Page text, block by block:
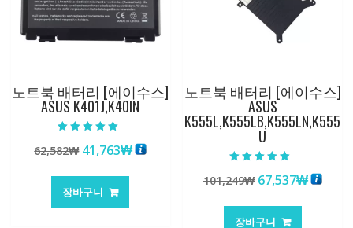
노트북 배터리 [에이수스]
ASUS K401J,K40IN
5.00
로 평가됨
62,582₩ 원
가
격:
41,763₩현
장바구니
노트북 배터리 [에이수스]
ASUS
K555L,K555LB,K555LN,K555
U
5.00
로 평가됨
101,249₩ 원
가
67,537₩현
장바구니